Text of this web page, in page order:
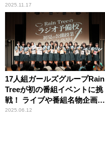
校 暮れの公開授業2025」
2025.11.17
17人組ガールズグループRain
Treeが初の番組イベントに挑
戦！ ライブや番組名物企画で
リスナー130人と大盛り上が
2025.06.12